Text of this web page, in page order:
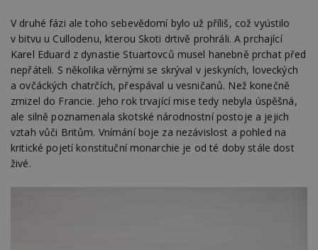
V druhé fázi ale toho sebevědomí bylo už příliš, což vyústilo
v bitvu u Cullodenu, kterou Skoti drtivě prohráli. A prchající
Karel Eduard z dynastie Stuartovců musel hanebně prchat před
nepřáteli. S několika věrnými se skrýval v jeskyních, loveckých
a ovčáckých chatrčích, přespával u vesničanů. Než konečně
zmizel do Francie. Jeho rok trvající mise tedy nebyla úspěšná,
ale silně poznamenala skotské národnostní postoje a jejich
vztah vůči Britům. Vnímání boje za nezávislost a pohled na
kritické pojetí konstituční monarchie je od té doby stále dost
živé.